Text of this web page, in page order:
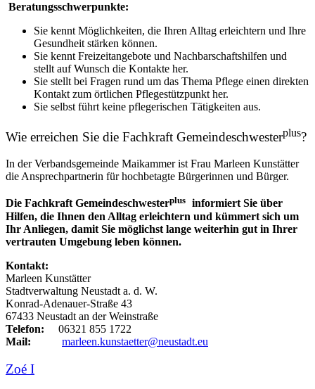
Beratungsschwerpunkte:
Sie kennt Möglichkeiten, die Ihren Alltag erleichtern und Ihre
Gesundheit stärken können.
Sie kennt Freizeitangebote und Nachbarschaftshilfen und
stellt auf Wunsch die Kontakte her.
Sie stellt bei Fragen rund um das Thema Pflege einen direkten
Kontakt zum örtlichen Pflegestützpunkt her.
Sie selbst führt keine pflegerischen Tätigkeiten aus.
Wie erreichen Sie die Fachkraft Gemeindeschwesterplus?
In der Verbandsgemeinde Maikammer ist Frau Marleen Kunstätter
die Ansprechpartnerin für hochbetagte Bürgerinnen und Bürger.
Die Fachkraft Gemeindeschwesterplus informiert Sie über
Hilfen, die Ihnen den Alltag erleichtern und kümmert sich um
Ihr Anliegen, damit Sie möglichst lange weiterhin gut in Ihrer
vertrauten Umgebung leben können.
Kontakt:
Marleen Kunstätter
Stadtverwaltung Neustadt a. d. W.
Konrad-Adenauer-Straße 43
67433 Neustadt an der Weinstraße
Telefon: 06321 855 1722
Mail:
marleen.kunstaetter@neustadt.eu
Zoé I